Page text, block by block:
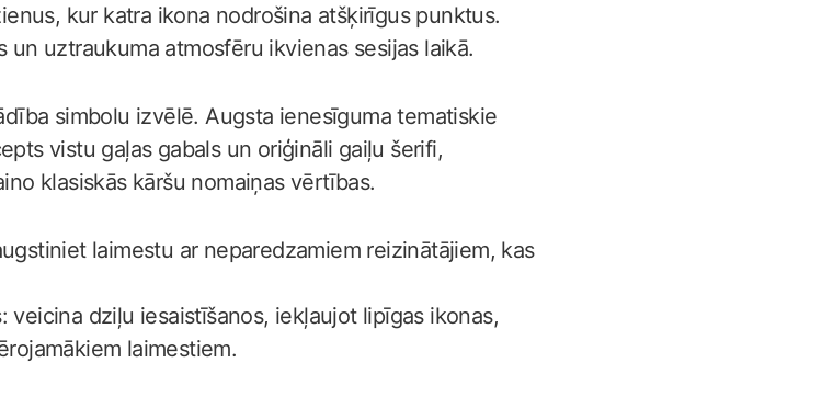
kur katra ikona nodrošina atšķirīgus punktus.
un uztraukuma atmosfēru ikvienas sesijas laikā.
simbolu izvēlē. Augsta ienesīguma tematiskie
vistu gaļas gabals un oriģināli gaiļu šerifi,
klasiskās kāršu nomaiņas vērtības.
laimestu ar neparedzamiem reizinātājiem, kas
veicina dziļu iesaistīšanos, iekļaujot lipīgas ikonas,
laimestiem.